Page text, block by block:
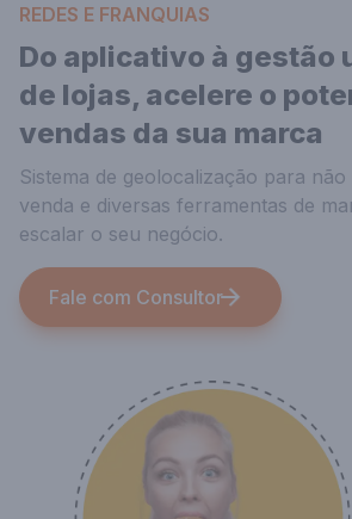
REDES E FRANQUIAS
Do aplicativo à gestão
de lojas, acelere o
vendas da sua marca
Sistema de geolocalização para
venda e diversas ferramentas de
escalar o seu negócio.
Fale com Consultor